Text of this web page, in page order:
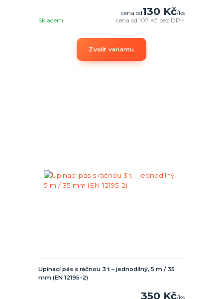
cena od130 Kč/ks
cena od107 Kč bez DPH
Skladem
Zvolit variantu
Upínací pás s ráčnou 3 t – jednodílný, 5 m / 35
mm (EN 12195-2)
350 Kč